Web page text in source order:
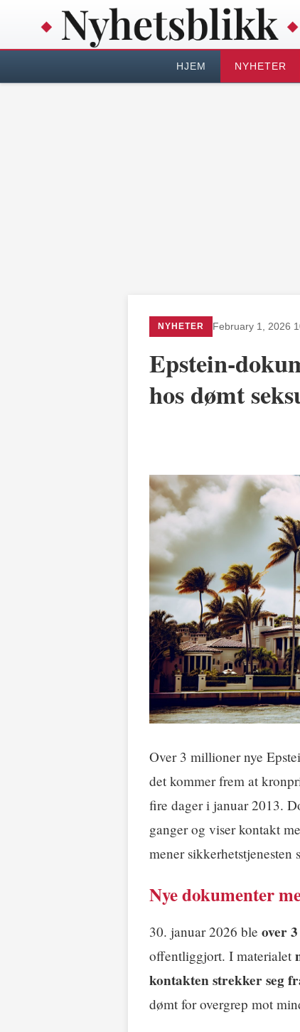
HJEM NYHETER
NYHETER February 1, 2026
Epstein-
hos dømt
Over 3 millioner nye
det kommer frem at
fire dager i januar 2013.
ganger og viser kontakt
mener sikkerhetstjenesten
Nye dokumenter
30. januar 2026 ble over
offentliggjort. I materialet
kontakten strekker seg
dømt for overgrep mot